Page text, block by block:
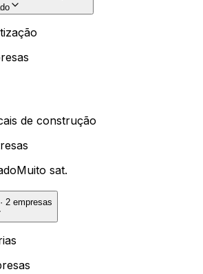
de construção
Muito sat.
2 empresas